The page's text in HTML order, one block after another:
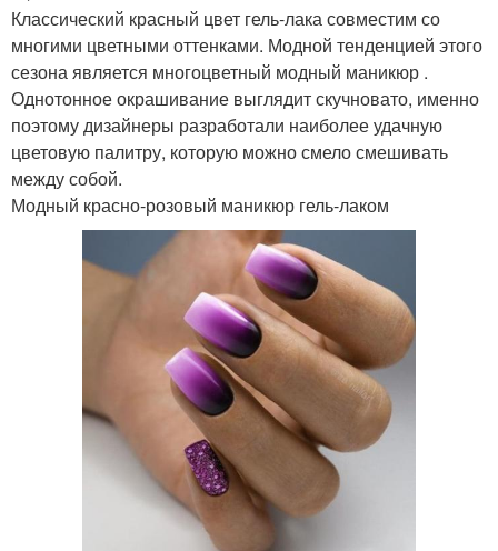
Классический красный цвет гель-лака совместим со
многими цветными оттенками. Модной тенденцией этого
сезона является многоцветный модный маникюр .
Однотонное окрашивание выглядит скучновато, именно
поэтому дизайнеры разработали наиболее удачную
цветовую палитру, которую можно смело смешивать
между собой.
Модный красно-розовый маникюр гель-лаком